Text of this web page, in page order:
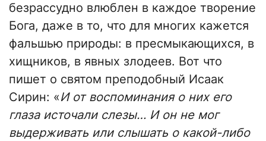
безрассудно влюблен в каждое творение
Бога, даже в то, что для многих кажется
фальшью природы: в пресмыкающихся, в
хищников, в явных злодеев. Вот что
пишет о святом преподобный Исаак
Сирин: «И от воспоминания о них его
глаза источали слезы… И он не мог
выдерживать или слышать о какой-либо